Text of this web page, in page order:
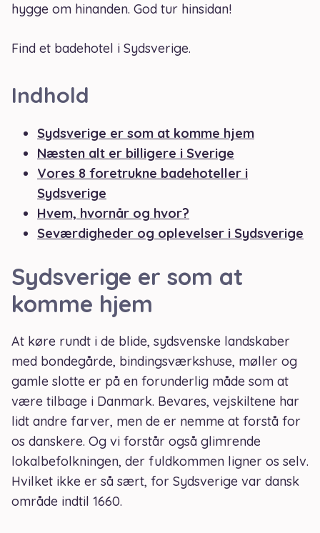
hygge om hinanden. God tur hinsidan!
Find et badehotel i Sydsverige.
Indhold
Sydsverige er som at komme hjem
Næsten alt er billigere i Sverige
Vores 8 foretrukne badehoteller i
Sydsverige
Hvem, hvornår og hvor?
Seværdigheder og oplevelser i Sydsverige
Sydsverige er som at
komme hjem
At køre rundt i de blide, sydsvenske landskaber
med bondegårde, bindingsværkshuse, møller og
gamle slotte er på en forunderlig måde som at
være tilbage i Danmark. Bevares, vejskiltene har
lidt andre farver, men de er nemme at forstå for
os danskere. Og vi forstår også glimrende
lokalbefolkningen, der fuldkommen ligner os selv.
Hvilket ikke er så sært, for Sydsverige var dansk
område indtil 1660.